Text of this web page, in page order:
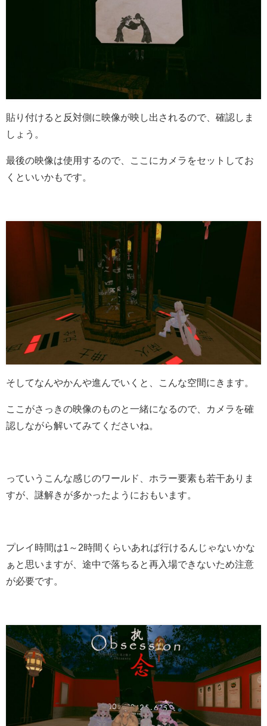
貼り付けると反対側に映像が映し出されるので、確認しま
しょう。
最後の映像は使用するので、ここにカメラをセットしてお
くといいかもです。
そしてなんやかんや進んでいくと、こんな空間にきます。
ここがさっきの映像のものと一緒になるので、カメラを確
認しながら解いてみてくださいね。
っていうこんな感じのワールド、ホラー要素も若干ありま
すが、謎解きが多かったようにおもいます。
プレイ時間は1～2時間くらいあれば行けるんじゃないかな
ぁと思いますが、途中で落ちると再入場できないため注意
が必要です。